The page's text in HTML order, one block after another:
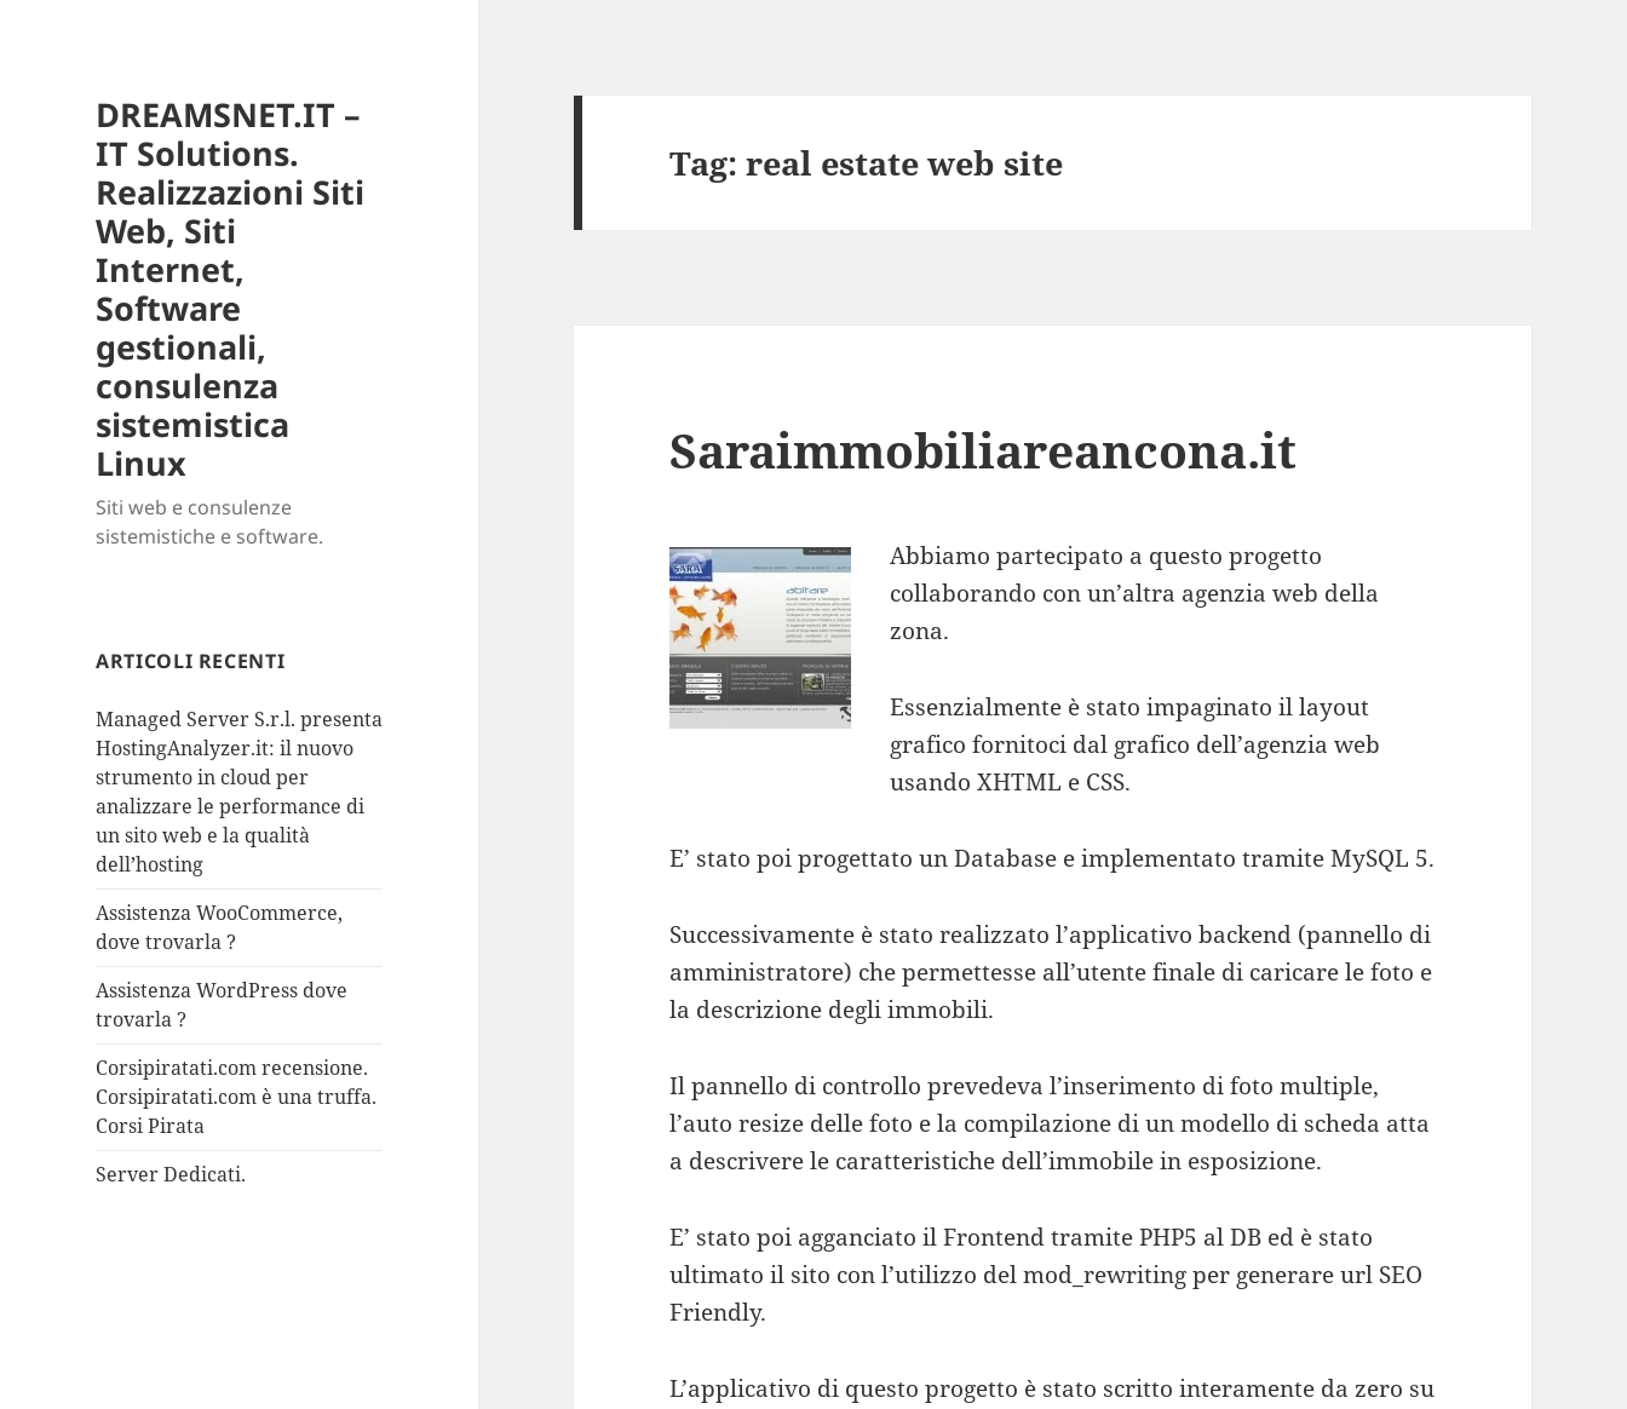
DREAMSNET.IT –
IT Solutions.
Realizzazioni Siti
Web, Siti
Internet,
Software
gestionali,
consulenza
sistemistica
Linux
Siti web e consulenze
sistemistiche e software.
ARTICOLI RECENTI
Managed Server S.r.l. presenta
HostingAnalyzer.it: il nuovo
strumento in cloud per
analizzare le performance di
un sito web e la qualità
dell’hosting
Assistenza WooCommerce,
dove trovarla ?
Assistenza WordPress dove
trovarla ?
Corsipiratati.com recensione.
Corsipiratati.com è una truffa.
Corsi Pirata
Server Dedicati.
Tag:real estate web site
Saraimmobiliareancona.it
Abbiamo partecipato a questo progetto
collaborando con un’altra agenzia web della
zona.
Essenzialmente è stato impaginato il layout
grafico fornitoci dal grafico dell’agenzia web
usando XHTML e CSS.
E’ stato poi progettato un Database e implementato tramite MySQL 5.
Successivamente è stato realizzato l’applicativo backend (pannello di
amministratore) che permettesse all’utente finale di caricare le foto e
la descrizione degli immobili.
Il pannello di controllo prevedeva l’inserimento di foto multiple,
l’auto resize delle foto e la compilazione di un modello di scheda atta
a descrivere le caratteristiche dell’immobile in esposizione.
E’ stato poi agganciato il Frontend tramite PHP5 al DB ed è stato
ultimato il sito con l’utilizzo del mod_rewriting per generare url SEO
Friendly.
L’applicativo di questo progetto è stato scritto interamente da zero su